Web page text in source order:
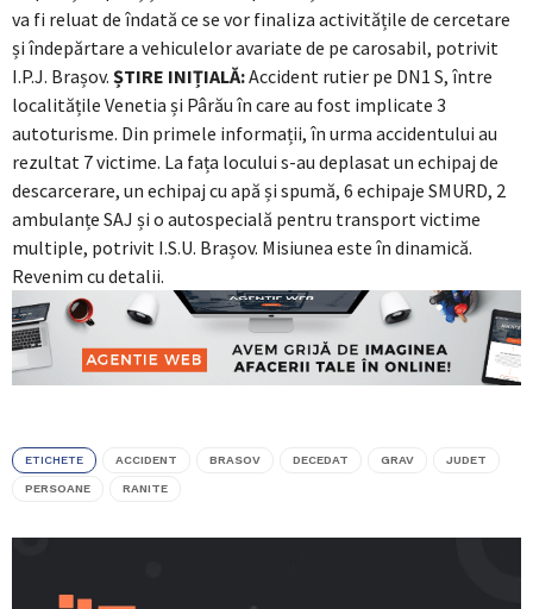
va fi reluat de îndată ce se vor finaliza activitățile de cercetare
și îndepărtare a vehiculelor avariate de pe carosabil, potrivit
I.P.J. Brașov. ȘTIRE INIȚIALĂ:Accident rutier pe DN1 S, între
localitățile Venetia și Pârău în care au fost implicate 3
autoturisme. Din primele informații, în urma accidentului au
rezultat 7 victime. La fața locului s-au deplasat un echipaj de
descarcerare, un echipaj cu apă și spumă, 6 echipaje SMURD, 2
ambulanțe SAJ și o autospecială pentru transport victime
multiple, potrivit I.S.U. Brașov. Misiunea este în dinamică.
Revenim cu detalii.
ETICHETE ACCIDENT BRASOV DECEDAT GRAV JUDET
PERSOANE RANITE